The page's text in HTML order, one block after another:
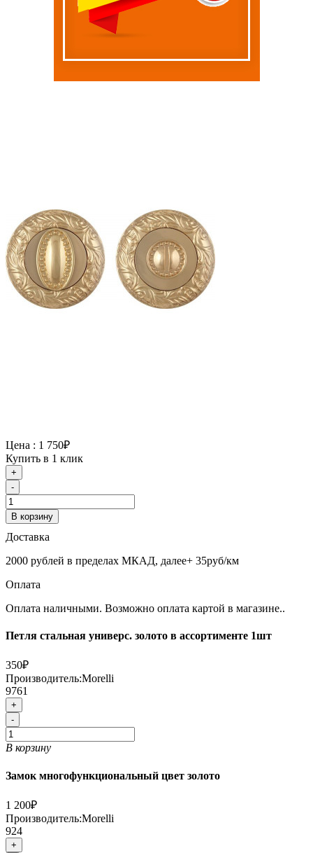
Цена : 1 750₽
Купить в 1 клик
+
-
В корзину
Доставка
2000 рублей в пределах МКАД, далее+ 35руб/км
Оплата
Оплата наличными. Возможно оплата картой в магазине..
Петля стальная универс. золото в ассортименте 1шт
350₽
Производитель:Morelli
9761
+
-
В корзину
Замок многофункциональный цвет золото
1 200₽
Производитель:Morelli
924
+